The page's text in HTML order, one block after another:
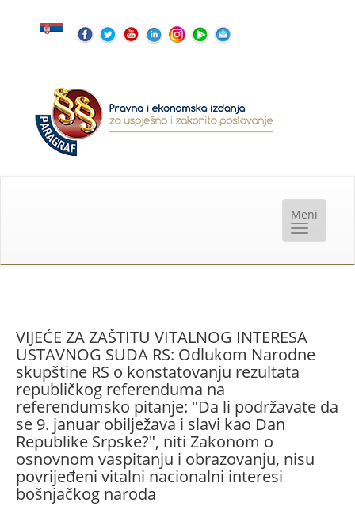
VIJEĆE ZA ZAŠTITU VITALNOG INTERESA
USTAVNOG SUDA RS: Odlukom Narodne
skupštine RS o konstatovanju rezultata
republičkog referenduma na
referendumsko pitanje: "Da li podržavate da
se 9. januar obilježava i slavi kao Dan
Republike Srpske?", niti Zakonom o
osnovnom vaspitanju i obrazovanju, nisu
povrijeđeni vitalni nacionalni interesi
bošnjačkog naroda